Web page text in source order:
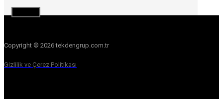
Copyright © 2026 tekdengrup.com.tr
Gizlilik ve Çerez Politikası